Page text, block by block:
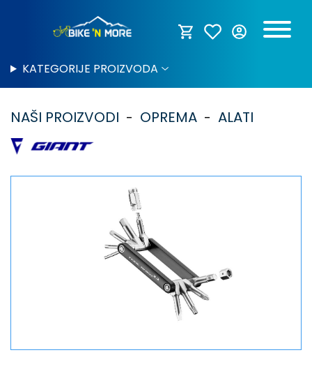
KATEGORIJE PROIZVODA
NAŠI PROIZVODI OPREMA ALATI